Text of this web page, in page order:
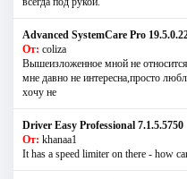
Advanced SystemCare Pro
От: coliza
Вышеизложенное мной не
мне давно не интересна,просто
хочу не
Driver Easy Professional 7.1.5.5750
От: khanaa1
It has a speed limiter on there - how